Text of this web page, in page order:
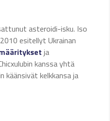
asteroidi-isku. Iso
esitellyt Ukrainan
ja
kanssa yhtä
kelkkansa ja